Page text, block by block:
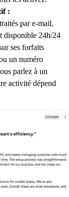
:
par e-mail,
disponible 24h/24
ses forfaits
un numéro
parlez à un
activité dépend